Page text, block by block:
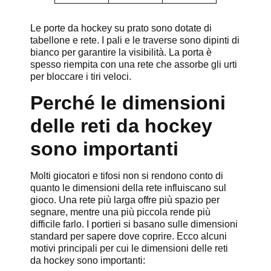
Le porte da hockey su prato sono dotate di
tabellone e rete. I pali e le traverse sono dipinti di
bianco per garantire la visibilità. La porta è
spesso riempita con una rete che assorbe gli urti
per bloccare i tiri veloci.
Perché le dimensioni
delle reti da hockey
sono importanti
Molti giocatori e tifosi non si rendono conto di
quanto le dimensioni della rete influiscano sul
gioco. Una rete più larga offre più spazio per
segnare, mentre una più piccola rende più
difficile farlo. I portieri si basano sulle dimensioni
standard per sapere dove coprire. Ecco alcuni
motivi principali per cui le dimensioni delle reti
da hockey sono importanti: